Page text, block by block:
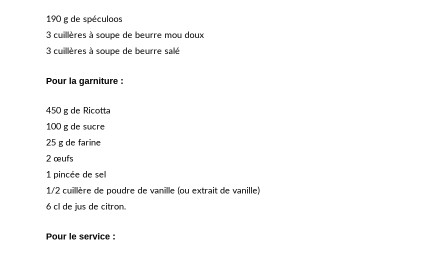
190 g de spéculoos
3 cuillères à soupe de beurre mou doux
3 cuillères à soupe de beurre salé
Pour la garniture :
450 g de Ricotta
100 g de sucre
25 g de farine
2 œufs
1 pincée de sel
1/2 cuillère de poudre de vanille (ou extrait de vanille)
6 cl de jus de citron.
Pour le service :